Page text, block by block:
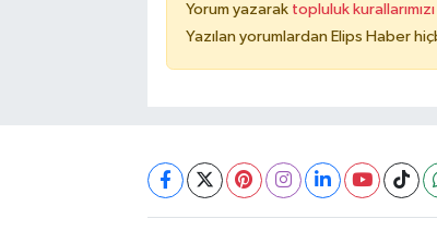
Yorum yazarak topluluk kurallarımızı
Yazılan yorumlardan Elips Haber